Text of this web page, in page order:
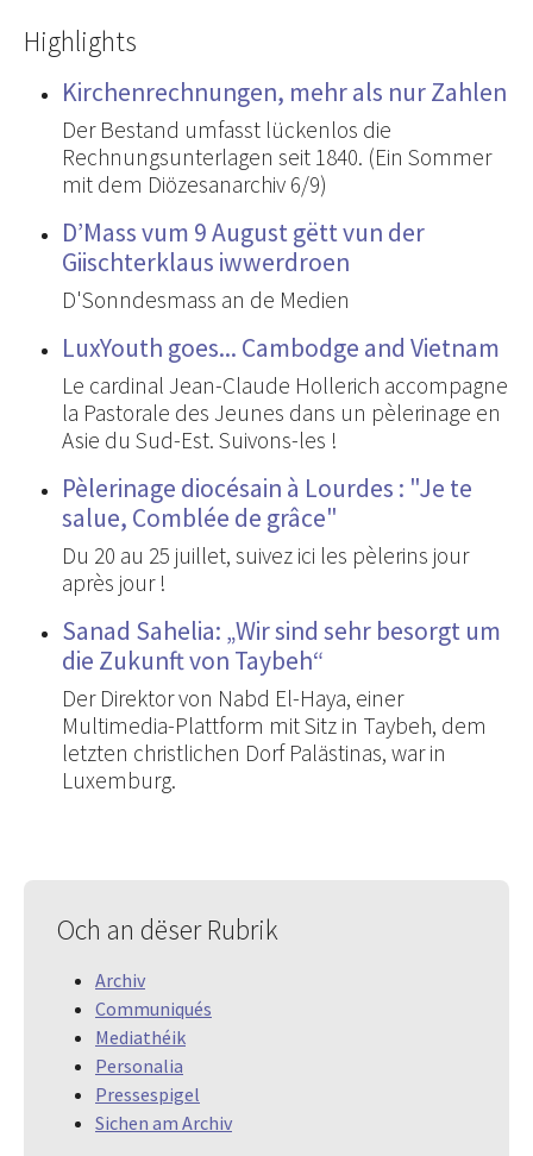
Highlights
Kirchenrechnungen, mehr als nur Zahlen
Der Bestand umfasst lückenlos die
Rechnungsunterlagen seit 1840. (Ein Sommer
mit dem Diözesanarchiv 6/9)
D’Mass vum 9 August gëtt vun der
Giischterklaus iwwerdroen
D'Sonndesmass an de Medien
LuxYouth goes... Cambodge and Vietnam
Le cardinal Jean-Claude Hollerich accompagne
la Pastorale des Jeunes dans un pèlerinage en
Asie du Sud-Est. Suivons-les !
Pèlerinage diocésain à Lourdes : "Je te
salue, Comblée de grâce"
Du 20 au 25 juillet, suivez ici les pèlerins jour
après jour !
Sanad Sahelia: „Wir sind sehr besorgt um
die Zukunft von Taybeh“
Der Direktor von Nabd El-Haya, einer
Multimedia-Plattform mit Sitz in Taybeh, dem
letzten christlichen Dorf Palästinas, war in
Luxemburg.
Och an dëser Rubrik
Archiv
Communiqués
Mediathéik
Personalia
Pressespigel
Sichen am Archiv